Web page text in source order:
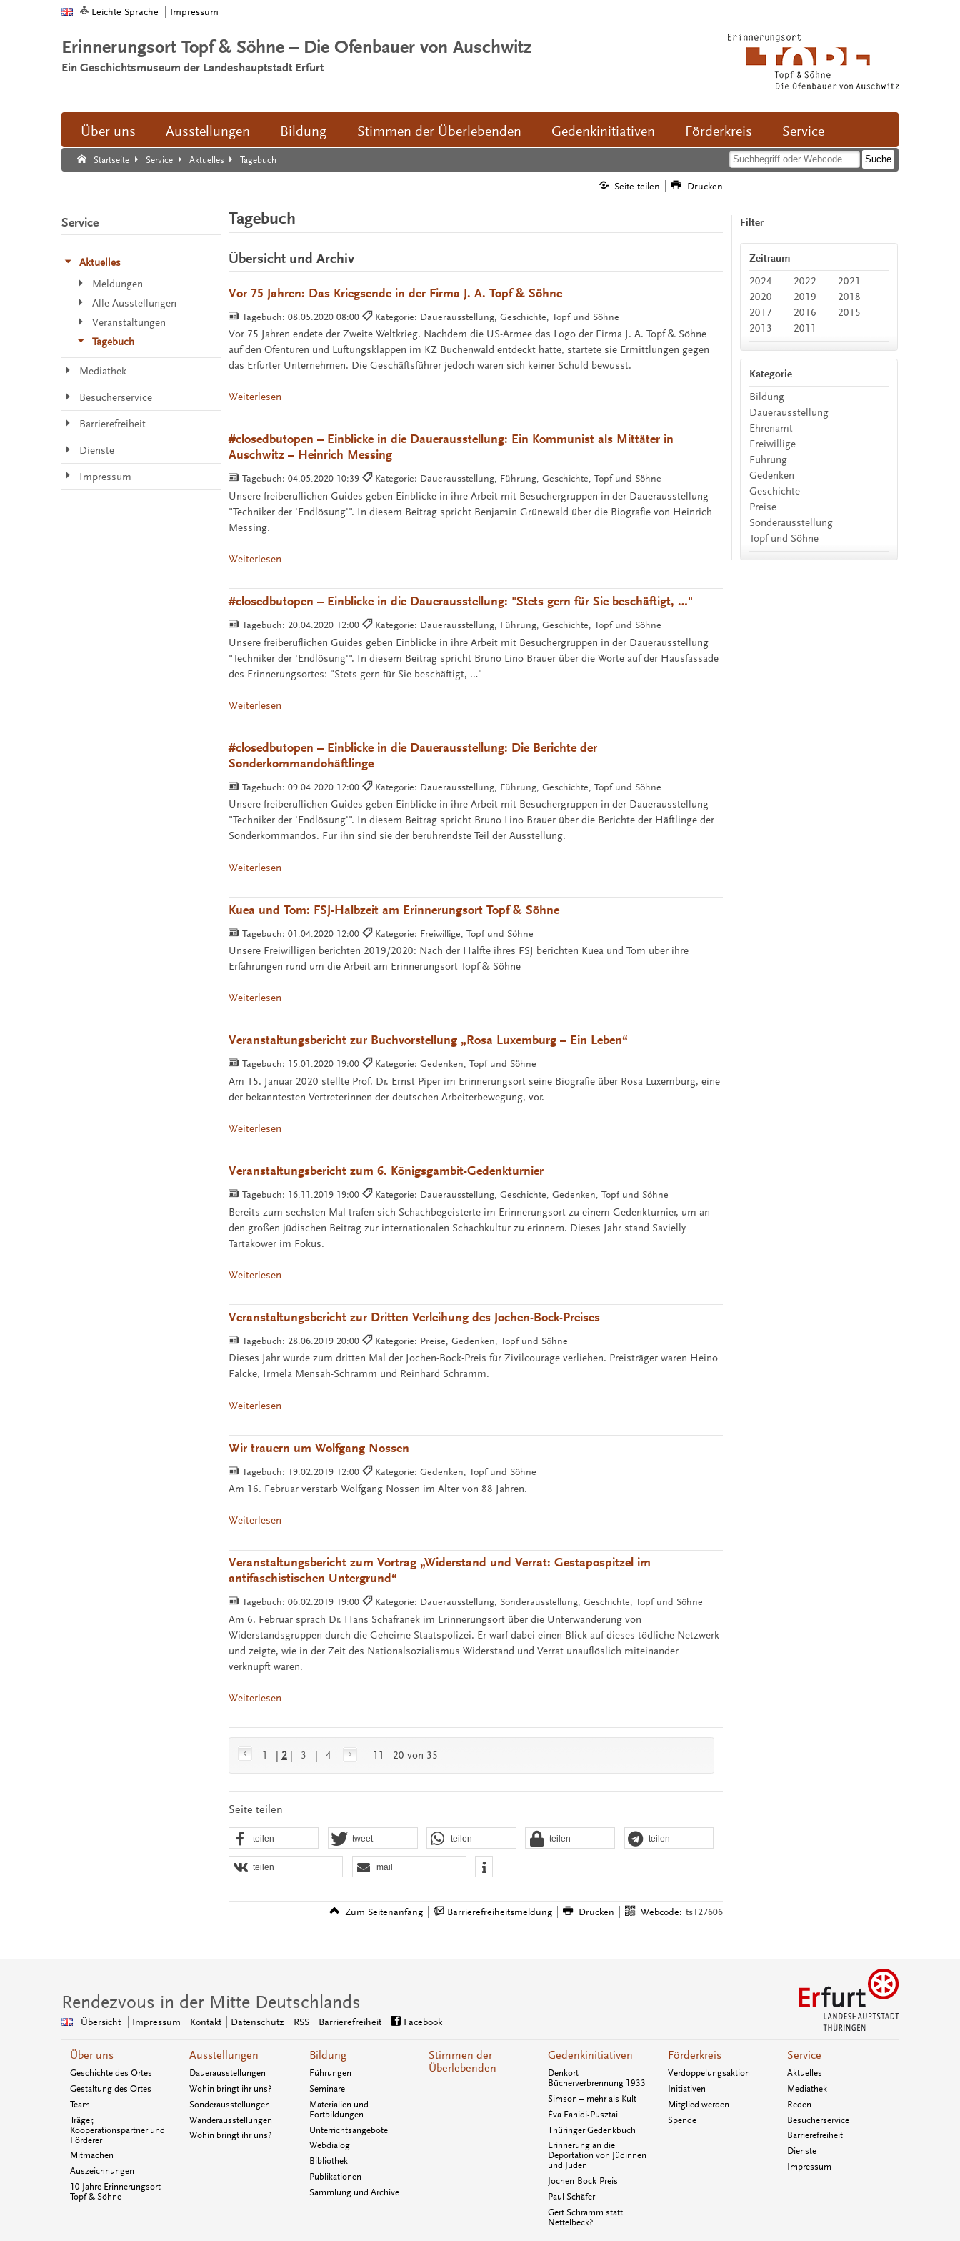
Leichte Sprache Impressum
Erinnerungsort Topf & Söhne – Die Ofenbauer von Auschwitz
Ein Geschichtsmuseum der Landeshauptstadt Erfurt
Über uns Ausstellungen Bildung Stimmen der Überlebenden Gedenkinitiativen Förderkreis Service
Startseite Service Aktuelles Tagebuch
Suche:
Suche Ende.
Seite teilen Drucken
Tagebuch
Übersicht und Archiv
Vor 75 Jahren: Das Kriegsende in der Firma J. A. Topf & Söhne
Tagebuch: 08.05.2020 08:00 Kategorie: Dauerausstellung, Geschichte, Topf und Söhne
Vor 75 Jahren endete der Zweite Weltkrieg. Nachdem die US-Armee das Logo der Firma J. A. Topf & Söhne
auf den Ofentüren und Lüftungsklappen im KZ Buchenwald entdeckt hatte, startete sie Ermittlungen gegen
das Erfurter Unternehmen. Die Geschäftsführer jedoch waren sich keiner Schuld bewusst.
Weiterlesen
#closedbutopen – Einblicke in die Dauerausstellung: Ein Kommunist als Mittäter in
Auschwitz – Heinrich Messing
Tagebuch: 04.05.2020 10:39 Kategorie: Dauerausstellung, Führung, Geschichte, Topf und Söhne
Unsere freiberuflichen Guides geben Einblicke in ihre Arbeit mit Besuchergruppen in der Dauerausstellung
"Techniker der 'Endlösung'". In diesem Beitrag spricht Benjamin Grünewald über die Biografie von Heinrich
Messing.
Weiterlesen
#closedbutopen – Einblicke in die Dauerausstellung: "Stets gern für Sie beschäftigt, …"
Tagebuch: 20.04.2020 12:00 Kategorie: Dauerausstellung, Führung, Geschichte, Topf und Söhne
Unsere freiberuflichen Guides geben Einblicke in ihre Arbeit mit Besuchergruppen in der Dauerausstellung
"Techniker der 'Endlösung'". In diesem Beitrag spricht Bruno Lino Brauer über die Worte auf der Hausfassade
des Erinnerungsortes: "Stets gern für Sie beschäftigt, …"
Weiterlesen
#closedbutopen – Einblicke in die Dauerausstellung: Die Berichte der
Sonderkommandohäftlinge
Tagebuch: 09.04.2020 12:00 Kategorie: Dauerausstellung, Führung, Geschichte, Topf und Söhne
Unsere freiberuflichen Guides geben Einblicke in ihre Arbeit mit Besuchergruppen in der Dauerausstellung
"Techniker der 'Endlösung'". In diesem Beitrag spricht Bruno Lino Brauer über die Berichte der Häftlinge der
Sonderkommandos. Für ihn sind sie der berührendste Teil der Ausstellung.
Weiterlesen
Kuea und Tom: FSJ-Halbzeit am Erinnerungsort Topf & Söhne
Tagebuch: 01.04.2020 12:00 Kategorie: Freiwillige, Topf und Söhne
Unsere Freiwilligen berichten 2019/2020: Nach der Hälfte ihres FSJ berichten Kuea und Tom über ihre
Erfahrungen rund um die Arbeit am Erinnerungsort Topf & Söhne
Weiterlesen
Veranstaltungsbericht zur Buchvorstellung „Rosa Luxemburg – Ein Leben“
Tagebuch: 15.01.2020 19:00 Kategorie: Gedenken, Topf und Söhne
Am 15. Januar 2020 stellte Prof. Dr. Ernst Piper im Erinnerungsort seine Biografie über Rosa Luxemburg, eine
der bekanntesten Vertreterinnen der deutschen Arbeiterbewegung, vor.
Weiterlesen
Veranstaltungsbericht zum 6. Königsgambit-Gedenkturnier
Tagebuch: 16.11.2019 19:00 Kategorie: Dauerausstellung, Geschichte, Gedenken, Topf und Söhne
Bereits zum sechsten Mal trafen sich Schachbegeisterte im Erinnerungsort zu einem Gedenkturnier, um an
den großen jüdischen Beitrag zur internationalen Schachkultur zu erinnern. Dieses Jahr stand Savielly
Tartakower im Fokus.
Weiterlesen
Veranstaltungsbericht zur Dritten Verleihung des Jochen-Bock-Preises
Tagebuch: 28.06.2019 20:00 Kategorie: Preise, Gedenken, Topf und Söhne
Dieses Jahr wurde zum dritten Mal der Jochen-Bock-Preis für Zivilcourage verliehen. Preisträger waren Heino
Falcke, Irmela Mensah-Schramm und Reinhard Schramm.
Weiterlesen
Wir trauern um Wolfgang Nossen
Tagebuch: 19.02.2019 12:00 Kategorie: Gedenken, Topf und Söhne
Am 16. Februar verstarb Wolfgang Nossen im Alter von 88 Jahren.
Weiterlesen
Veranstaltungsbericht zum Vortrag „Widerstand und Verrat: Gestapospitzel im
antifaschistischen Untergrund“
Tagebuch: 06.02.2019 19:00 Kategorie: Dauerausstellung, Sonderausstellung, Geschichte, Topf und Söhne
Am 6. Februar sprach Dr. Hans Schafranek im Erinnerungsort über die Unterwanderung von
Widerstandsgruppen durch die Geheime Staatspolizei. Er warf dabei einen Blick auf dieses tödliche Netzwerk
und zeigte, wie in der Zeit des Nationalsozialismus Widerstand und Verrat unauflöslich miteinander
verknüpft waren.
Weiterlesen
1 2| 3 4 11 - 20 von 35
Seite teilen
teilen tweet teilen teilen teilen
teilen mail
Zum Seitenanfang Barrierefreiheitsmeldung Drucken Webcode: ts127606
Filter
Zeitraum
2024
2022
2021
2020
2019
2018
2017
2016
2015
2013
2011
Kategorie
Bildung
Dauerausstellung
Ehrenamt
Freiwillige
Führung
Gedenken
Geschichte
Preise
Sonderausstellung
Topf und Söhne
Service
Aktuelles
Meldungen
Alle Ausstellungen
Veranstaltungen
Tagebuch
Mediathek
Besucherservice
Barrierefreiheit
Dienste
Impressum
Rendezvous in der Mitte Deutschlands
Übersicht Impressum Kontakt Datenschutz RSS Barrierefreiheit Facebook
Über uns
Geschichte des Ortes
Gestaltung des Ortes
Team
Träger,
Kooperationspartner und
Förderer
Mitmachen
Auszeichnungen
10 Jahre Erinnerungsort
Topf & Söhne
Ausstellungen
Dauerausstellungen
Wohin bringt ihr uns?
Sonderausstellungen
Wanderausstellungen
Wohin bringt ihr uns?
Bildung
Führungen
Seminare
Materialien und
Fortbildungen
Unterrichtsangebote
Webdialog
Bibliothek
Publikationen
Sammlung und Archive
Stimmen der
Überlebenden
Gedenkinitiativen
Denkort
Bücherverbrennung 1933
Simson – mehr als Kult
Éva Fahidi-Pusztai
Thüringer Gedenkbuch
Erinnerung an die
Deportation von Jüdinnen
und Juden
Jochen-Bock-Preis
Paul Schäfer
Gert Schramm statt
Nettelbeck?
Förderkreis
Verdoppelungsaktion
Initiativen
Mitglied werden
Spende
Service
Aktuelles
Mediathek
Reden
Besucherservice
Barrierefreiheit
Dienste
Impressum